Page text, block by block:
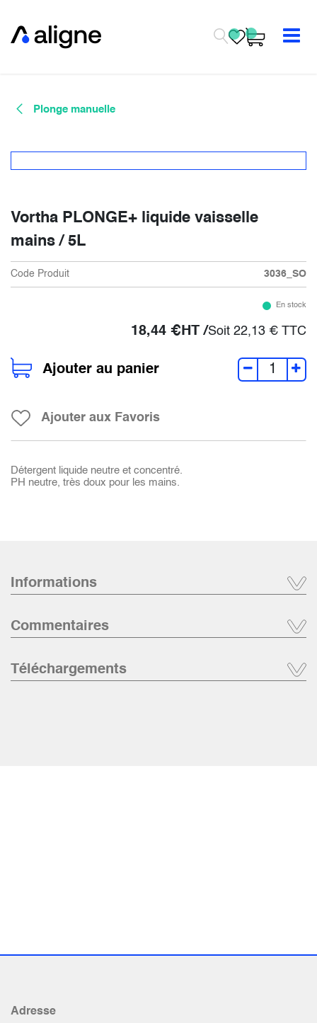
Plonge manuelle
Vortha PLONGE+ liquide vaisselle
mains / 5L
Code Produit 3036_SO
En stock
18,44 €HT /Soit 22,13 € TTC
Ajouter au panier
Ajouter aux Favoris
Détergent liquide neutre et concentré.
PH neutre, très doux pour les mains.
Informations
Commentaires
Téléchargements
Adresse